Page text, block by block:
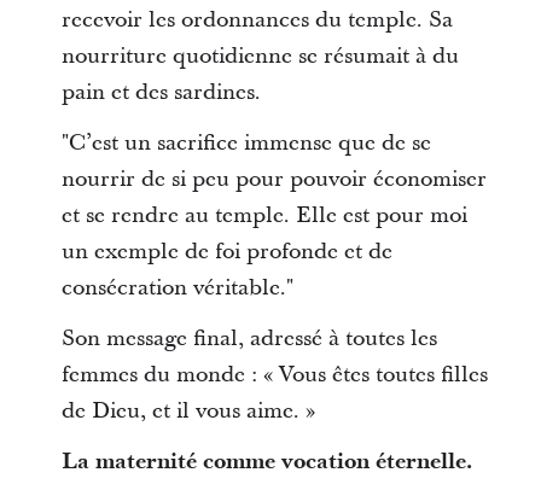
recevoir les ordonnances du temple. Sa
nourriture quotidienne se résumait à du
pain et des sardines.
"C’est un sacrifice immense que de se
nourrir de si peu pour pouvoir économiser
et se rendre au temple. Elle est pour moi
un exemple de foi profonde et de
consécration véritable."
Son message final, adressé à toutes les
femmes du monde : « Vous êtes toutes filles
de Dieu, et il vous aime. »
La maternité comme vocation éternelle.